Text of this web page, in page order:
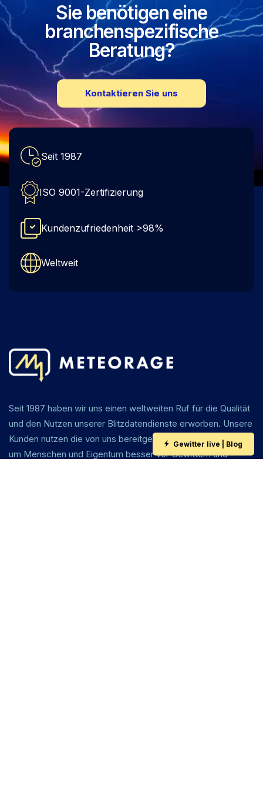
Gewitter live | Blog
Sie benötigen eine
branchenspezifische
Beratung?
Kontaktieren Sie uns
Seit 1987
ISO 9001-Zertifizierung
Kundenzufriedenheit >98%
Weltweit
Seit 1987 haben wir uns einen weltweiten Ruf für die Qualität
und den Nutzen unserer Blitzdatendienste erworben. Unsere
Kunden nutzen die von uns bereitgestellten Informationen,
um Menschen und Eigentum besser vor Gewittern und